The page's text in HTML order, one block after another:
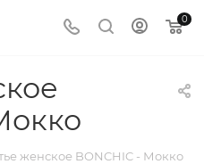
0
женское BONCHIC - Мокко